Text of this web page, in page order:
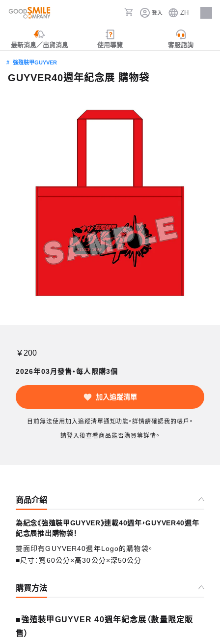
登入 ZH
人才招募
最新消息／出貨消息 使用導覽 客服諮詢
強殖裝甲GUYVER
GUYVER40週年紀念展 購物袋
￥200
2026年03月發售・每人限購3個
加入追蹤清單
目前無法使用加入追蹤清單通知功能。詳情請確認我的帳戶。
請登入後查看商品能否購買等詳情。
商品介紹
為紀念《強殖裝甲GUYVER》連載40週年，GUYVER40週年
紀念展推出購物袋！
雙面印有GUYVER40週年Logo的購物袋。
■尺寸：寬60公分×高30公分×深50公分
購買方法
■強殖裝甲GUYVER 40週年紀念展（數量限定販
售）